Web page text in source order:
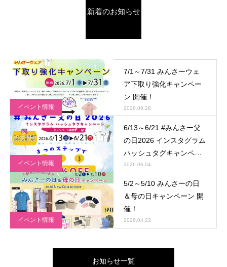
新着のお知らせ
イベント情報
7/1～7/31 みんさーウェ
ア下取り強化キャンペー
ン 開催！
2026.06.28
イベント情報
6/13～6/21 #みんさー父
の日2026 インスタグラム
ハッシュタグキャンペー
ン 開催！
2026.06.04
イベント情報
5/2～5/10 みんさーの日
＆母の日キャンペーン 開
催！
2026.04.22
お知らせ一覧